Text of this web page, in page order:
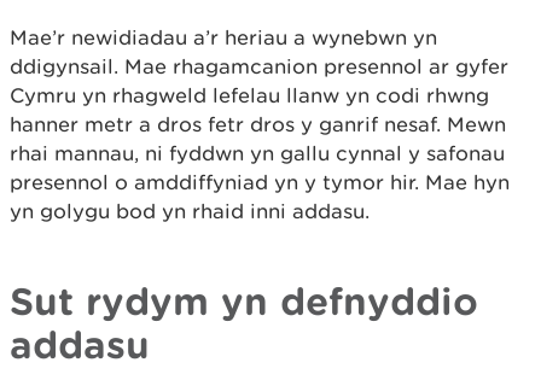
Mae’r newidiadau a’r heriau a wynebwn yn
ddigynsail. Mae rhagamcanion presennol ar gyfer
Cymru yn rhagweld lefelau llanw yn codi rhwng
hanner metr a dros fetr dros y ganrif nesaf. Mewn
rhai mannau, ni fyddwn yn gallu cynnal y safonau
presennol o amddiffyniad yn y tymor hir. Mae hyn
yn golygu bod yn rhaid inni addasu.
Sut rydym yn defnyddio
addasu